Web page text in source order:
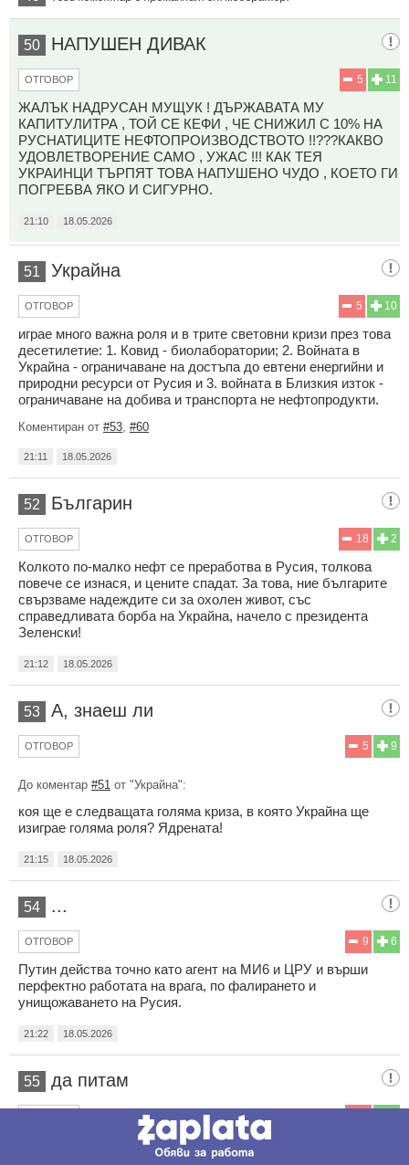
50 НАПУШЕН ДИВАК
11
5
ОТГОВОР
ЖАЛЪК НАДРУСАН МУЩУК ! ДЪРЖАВАТА МУ
КАПИТУЛИТРА , ТОЙ СЕ КЕФИ , ЧЕ СНИЖИЛ С 10% НА
РУСНАТИЦИТЕ НЕФТОПРОИЗВОДСТВОТО !!???КАКВО
УДОВЛЕТВОРЕНИЕ САМО , УЖАС !!! КАК ТЕЯ
УКРАИНЦИ ТЪРПЯТ ТОВА НАПУШЕНО ЧУДО , КОЕТО ГИ
ПОГРЕБВА ЯКО И СИГУРНО.
21:10 18.05.2026
51 Украйна
10
5
ОТГОВОР
играе много важна роля и в трите световни кризи през това
десетилетие: 1. Ковид - биолаборатории; 2. Войната в
Украйна - ограничаване на достъпа до евтени енергийни и
природни ресурси от Русия и 3. войната в Близкия изток -
ограничаване на добива и транспорта не нефтопродукти.
Коментиран от #53 #60
21:11 18.05.2026
52 Българин
2
18
ОТГОВОР
Колкото по-малко нефт се преработва в Русия, толкова
повече се изнася, и цените спадат. За това, ние българите
свързваме надеждите си за охолен живот, със
справедливата борба на Украйна, начело с президента
Зеленски!
21:12 18.05.2026
53 А, знаеш ли
9
5
ОТГОВОР
До коментар #51 от "Украйна":
коя ще е следващата голяма криза, в която Украйна ще
изиграе голяма роля? Ядрената!
21:15 18.05.2026
54 ...
6
9
ОТГОВОР
Путин действа точно като агент на МИ6 и ЦРУ и върши
перфектно работата на врага, по фалирането и
унищожаването на Русия.
21:22 18.05.2026
55 да питам
от "Гост":